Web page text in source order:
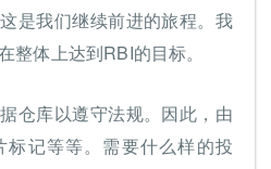
是我们继续前进的旅程。我
整体上达到RBI的目标。
仓库以遵守法规。因此，由
记等等。需要什么样的投